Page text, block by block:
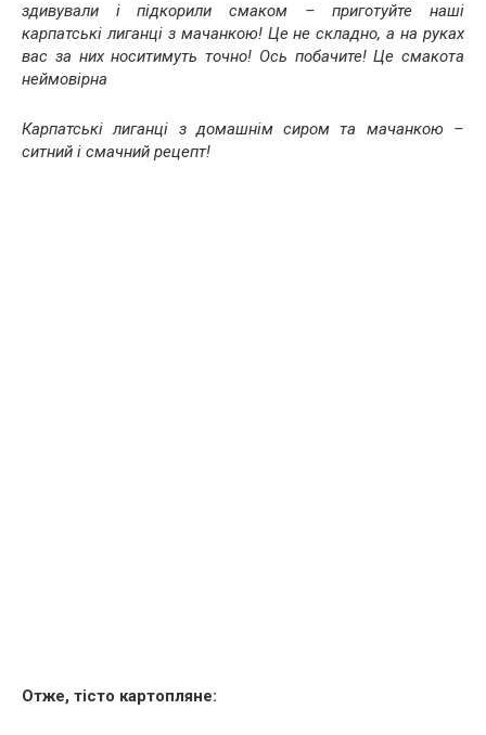
здивували і підкорили смаком – приготуйте наші
карпатські лиганці з мачанкою! Це не складно, а на руках
вас за них носитимуть точно! Ось побачите! Це смакота
неймовірна
Карпатські лиганці з домашнім сиром та мачанкою –
ситний і смачний рецепт!
Отже, тісто картопляне: